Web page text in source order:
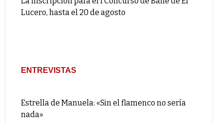
Lucero, hasta el 20 de agosto
ENTREVISTAS
Estrella de Manuela: «Sin el flamenco no sería
nada»